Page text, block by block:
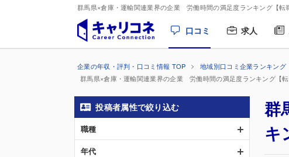
群馬県×倉庫・運輸関連業界の企業 労働時間の満足度ランキング【転
口コミ 求人
企業の年収・評判・口コミ情報 TOP 地域別口コミ企業ランキング
群馬県×倉庫・運輸関連業界の企業 労働時間の満足度ランキング【転
群
キ
投稿者属性で絞り込む
職種
年代